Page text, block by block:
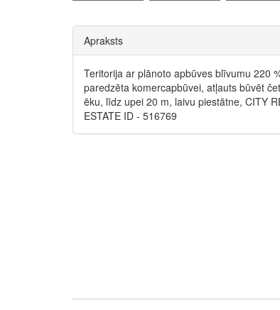
Apraksts
Teritorija ar plānoto apbūves blīvumu 220
paredzēta komercapbūvei, atļauts būvēt
ēku, līdz upei 20 m, laivu piestātne, CITY
ESTATE ID - 516769